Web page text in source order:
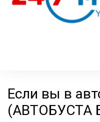
Если вы в
(АВТОБУСТА